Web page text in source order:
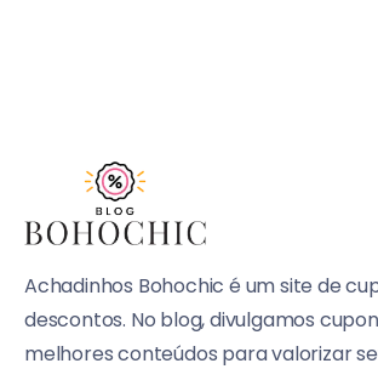
Achadinhos Bohochic é um site de
descontos. No blog, divulgamos
melhores conteúdos para valorizar